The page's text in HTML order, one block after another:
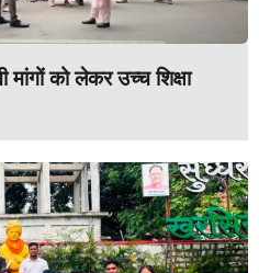
को लेकर उच्च शिक्षा